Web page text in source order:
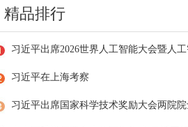
精品排行
习近平在上海考察